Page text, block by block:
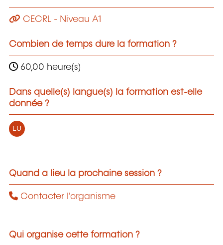
CECRL - Niveau A1
Combien de temps dure la formation ?
60,00 heure(s)
Dans quelle(s) langue(s) la formation est-elle
donnée ?
LU
Quand a lieu la prochaine session ?
Contacter l'organisme
Qui organise cette formation ?